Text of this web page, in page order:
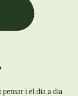
pensar i el dia a dia